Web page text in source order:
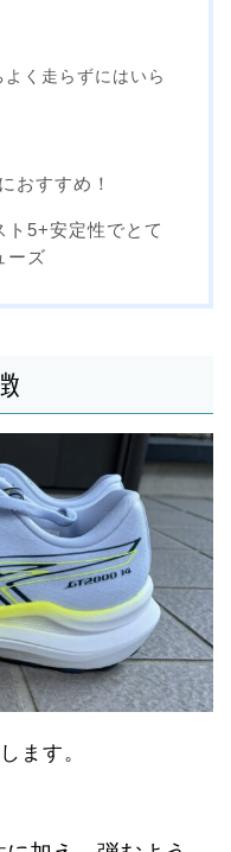
く走らずにはいら
おすすめ！
ト5+安定性でとて
ーズ
ます。